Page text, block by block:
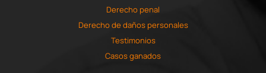
Derecho penal
Derecho de daños personales
Testimonios
Casos ganados